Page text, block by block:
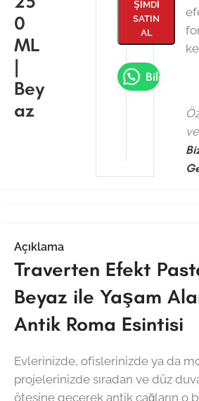
0
ML
|
Bey
az
ŞIMDI
SATIN
AL
Bilgi Al
Açıklama
Traverten Efekt
Beyaz ile Yaşam
Antik Roma Esintisi
Evlerinizde, ofislerinizde ya da
projelerinizde sıradan ve düz
ötesine geçerek antik çağların o